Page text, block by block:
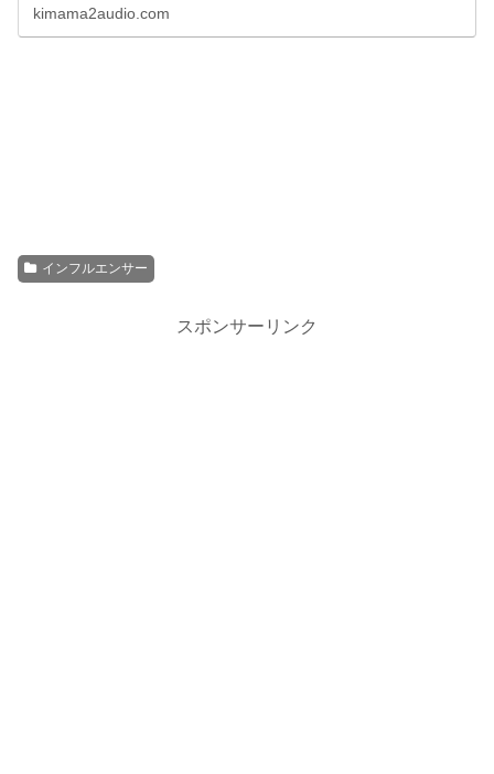
kimama2audio.com
インフルエンサー
スポンサーリンク